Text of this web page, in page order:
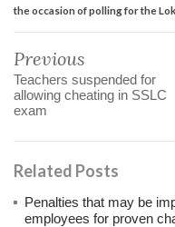
the occasion of polling for the
Previous
Teachers suspended for
allowing cheating in SSLC
exam
Related Posts
Penalties that may be
employees for proven